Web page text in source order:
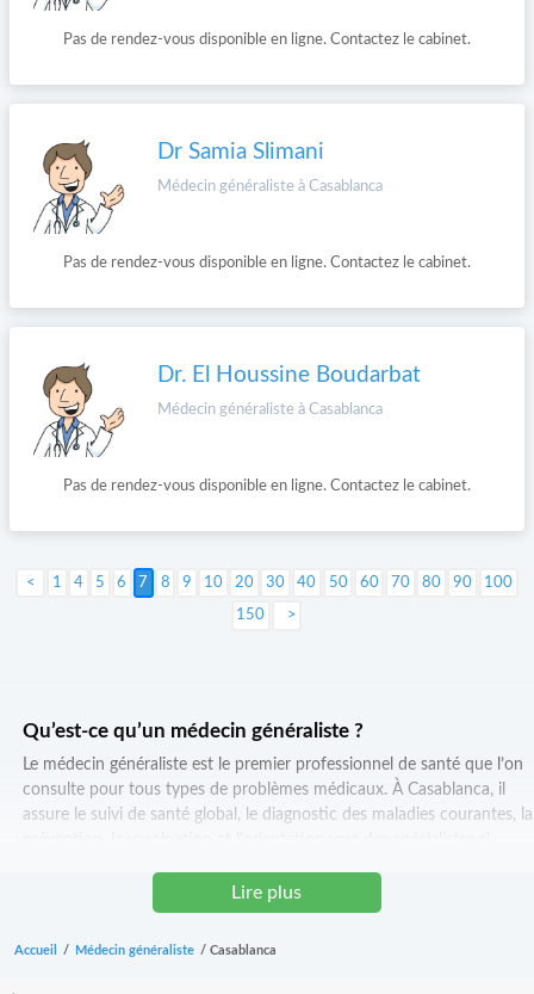
Pas de rendez-vous disponible en ligne. Contactez le cabinet.
Dr Samia Slimani
Médecin généraliste à Casablanca
Pas de rendez-vous disponible en ligne. Contactez le cabinet.
Dr. El Houssine Boudarbat
Médecin généraliste à Casablanca
Pas de rendez-vous disponible en ligne. Contactez le cabinet.
1 4 5 6 7 8 9 10 20 30 40 50 60 70 80 90 100
150 Suivant >
Qu’est-ce qu’un médecin généraliste ?
Le médecin généraliste est le premier professionnel de santé que l’on
consulte pour tous types de problèmes médicaux. À Casablanca, il
assure le suivi de santé global, le diagnostic des maladies courantes, la
clé dans le maintien de la santé quotidienne.
Lire plus
Accueil / Médecin généraliste / Casablanca